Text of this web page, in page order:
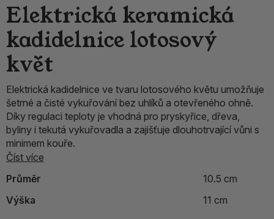
Elektrická keramická
kadidelnice lotosový
květ
Elektrická kadidelnice ve tvaru lotosového květu umožňuje
šetrné a čisté vykuřování bez uhlíků a otevřeného ohně.
Díky regulaci teploty je vhodná pro pryskyřice, dřeva,
byliny i tekutá vykuřovadla a zajišťuje dlouhotrvající vůni s
minimem kouře.
Číst více
Průměr
10.5 cm
Výška
11 cm